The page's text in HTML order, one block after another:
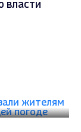
власти